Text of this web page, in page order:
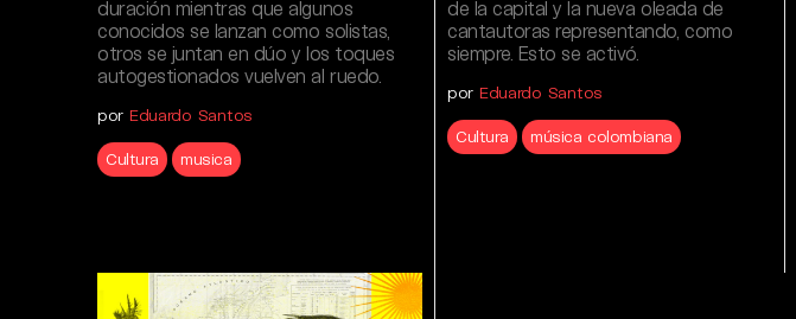
duración mientras que algunos
conocidos se lanzan como solistas,
otros se juntan en dúo y los toques
autogestionados vuelven al ruedo.
por Eduardo Santos
Cultura musica
de la capital y la nueva oleada de
cantautoras representando, como
siempre. Esto se activó.
por Eduardo Santos
Cultura música colombiana